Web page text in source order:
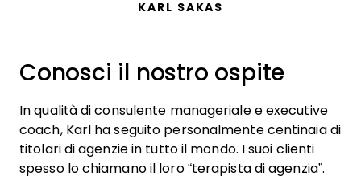
KARL SAKAS
Conosci il nostro ospite
In qualità di consulente manageriale e executive
coach, Karl ha seguito personalmente centinaia di
titolari di agenzie in tutto il mondo. I suoi clienti
spesso lo chiamano il loro “terapista di agenzia”.